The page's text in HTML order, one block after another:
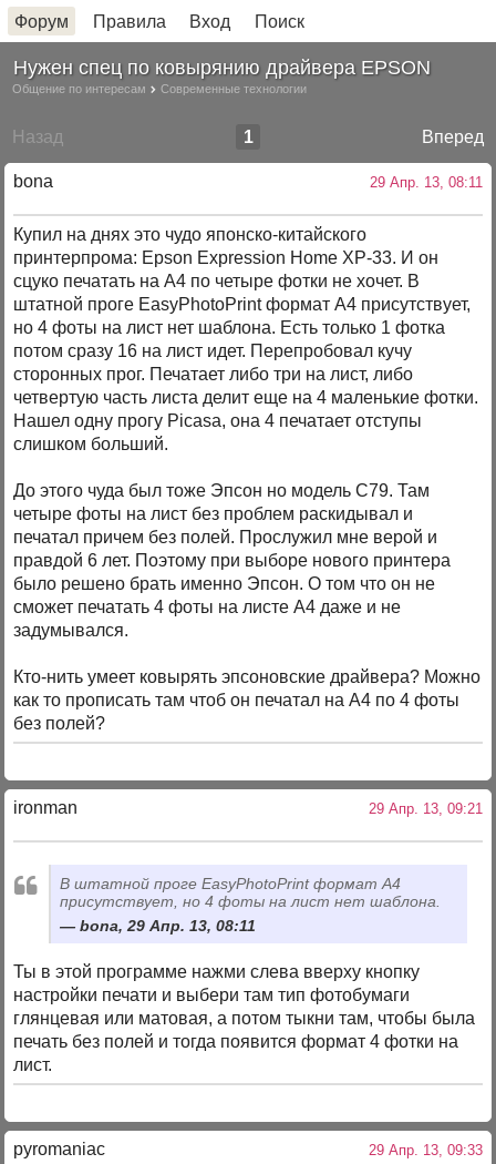
Форум Правила Вход Поиск
Нужен спец по ковырянию драйвера EPSON
Общение по интересам Современные технологии
Назад Вперед
1
bona 29 Апр. 13, 08:11
Купил на днях это чудо японско-китайского
принтерпрома: Epson Expression Home XP-33. И он
сцуко печатать на А4 по четыре фотки не хочет. В
штатной проге EasyPhotoPrint формат А4 присутствует,
но 4 фоты на лист нет шаблона. Есть только 1 фотка
потом сразу 16 на лист идет. Перепробовал кучу
сторонных прог. Печатает либо три на лист, либо
четвертую часть листа делит еще на 4 маленькие фотки.
Нашел одну прогу Picasa, она 4 печатает отступы
слишком больший.
До этого чуда был тоже Эпсон но модель С79. Там
четыре фоты на лист без проблем раскидывал и
печатал причем без полей. Прослужил мне верой и
правдой 6 лет. Поэтому при выборе нового принтера
было решено брать именно Эпсон. О том что он не
сможет печатать 4 фоты на листе А4 даже и не
задумывался.
Кто-нить умеет ковырять эпсоновские драйвера? Можно
как то прописать там чтоб он печатал на А4 по 4 фоты
без полей?
ironman 29 Апр. 13, 09:21
В штатной проге EasyPhotoPrint формат А4
присутствует, но 4 фоты на лист нет шаблона.
bona, 29 Апр. 13, 08:11
Ты в этой программе нажми слева вверху кнопку
настройки печати и выбери там тип фотобумаги
глянцевая или матовая, а потом тыкни там, чтобы была
печать без полей и тогда появится формат 4 фотки на
лист.
pyromaniac 29 Апр. 13, 09:33